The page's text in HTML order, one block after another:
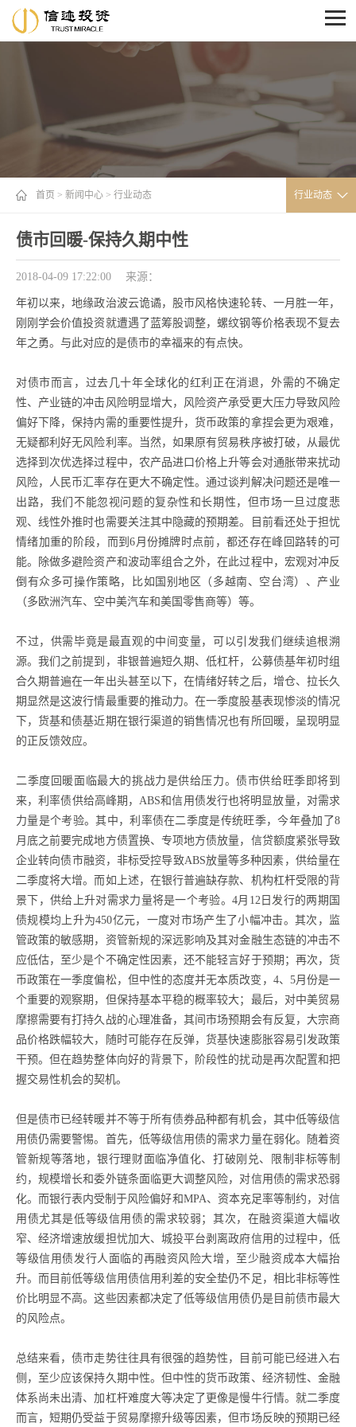
首页 > 新闻中心 > 行业动态 行业动态
债市回暖-保持久期中性
2018-04-09 17:22:00 来源：
年初以来，地缘政治波云诡谲，股市风格快速轮转、一月胜一年，
刚刚学会价值投资就遭遇了蓝筹股调整，螺纹钢等价格表现不复去
年之勇。与此对应的是债市的幸福来的有点快。
对债市而言，过去几十年全球化的红利正在消退，外需的不确定
性、产业链的冲击风险明显增大，风险资产承受更大压力导致风险
偏好下降，保持内需的重要性提升，货币政策的拿捏会更为艰难，
无疑都利好无风险利率。当然，如果原有贸易秩序被打破，从最优
选择到次优选择过程中，农产品进口价格上升等会对通胀带来扰动
风险，人民币汇率存在更大不确定性。通过谈判解决问题还是唯一
出路，我们不能忽视问题的复杂性和长期性，但市场一旦过度悲
观、线性外推时也需要关注其中隐藏的预期差。目前看还处于担忧
情绪加重的阶段，而到6月份摊牌时点前，都还存在峰回路转的可
能。除做多避险资产和波动率组合之外，在此过程中，宏观对冲反
倒有众多可操作策略，比如国别地区（多越南、空台湾）、产业
（多欧洲汽车、空中美汽车和美国零售商等）等。
不过，供需毕竟是最直观的中间变量，可以引发我们继续追根溯
源。我们之前提到，非银普遍短久期、低杠杆，公募债基年初时组
合久期普遍在一年出头甚至以下，在情绪好转之后，增仓、拉长久
期显然是这波行情最重要的推动力。在一季度股基表现惨淡的情况
下，货基和债基近期在银行渠道的销售情况也有所回暖，呈现明显
的正反馈效应。
二季度回暖面临最大的挑战力是供给压力。债市供给旺季即将到
来，利率债供给高峰期，ABS和信用债发行也将明显放量，对需求
力量是个考验。其中，利率债在二季度是传统旺季，今年叠加了8
月底之前要完成地方债置换、专项地方债放量，信贷额度紧张导致
企业转向债市融资，非标受控导致ABS放量等多种因素，供给量在
二季度将大增。而如上述，在银行普遍缺存款、机构杠杆受限的背
景下，供给上升对需求力量将是一个考验。4月12日发行的两期国
债规模均上升为450亿元，一度对市场产生了小幅冲击。其次，监
管政策的敏感期，资管新规的深远影响及其对金融生态链的冲击不
应低估，至少是个不确定性因素，还不能轻言好于预期；再次，货
币政策在一季度偏松，但中性的态度并无本质改变，4、5月份是一
个重要的观察期，但保持基本平稳的概率较大；最后，对中美贸易
摩擦需要有打持久战的心理准备，其间市场预期会有反复，大宗商
品价格跌幅较大，随时可能存在反弹，货基快速膨胀容易引发政策
干预。但在趋势整体向好的背景下，阶段性的扰动是再次配置和把
握交易性机会的契机。
但是债市已经转暖并不等于所有债券品种都有机会，其中低等级信
用债仍需要警惕。首先，低等级信用债的需求力量在弱化。随着资
管新规等落地，银行理财面临净值化、打破刚兑、限制非标等制
约，规模增长和委外链条面临更大调整风险，对信用债的需求恐弱
化。而银行表内受制于风险偏好和MPA、资本充足率等制约，对信
用债尤其是低等级信用债的需求较弱；其次，在融资渠道大幅收
窄、经济增速放缓担忧加大、城投平台剥离政府信用的过程中，低
等级信用债发行人面临的再融资风险大增，至少融资成本大幅抬
升。而目前低等级信用债信用利差的安全垫仍不足，相比非标等性
价比明显不高。这些因素都决定了低等级信用债仍是目前债市最大
的风险点。
总结来看，债市走势往往具有很强的趋势性，目前可能已经进入右
侧，至少应该保持久期中性。但中性的货币政策、经济韧性、金融
体系尚未出清、加杠杆难度大等决定了更像是慢牛行情。就二季度
而言，短期仍受益于贸易摩擦升级等因素，但市场反映的预期已经